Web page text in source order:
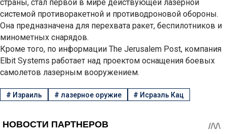
страны, стал первой в мире действующей лазерной
системой противоракетной и противодроновой обороны.
Она предназначена для перехвата ракет, беспилотников и
минометных снарядов.
Кроме того, по информации The Jerusalem Post, компания
Elbit Systems работает над проектом оснащения боевых
самолетов лазерным вооружением.
# Израиль # лазерное оружие # Исраэль Кац